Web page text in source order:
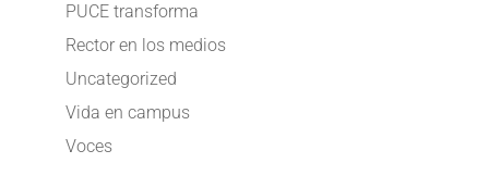
PUCE transforma
Rector en los medios
Uncategorized
Vida en campus
Voces